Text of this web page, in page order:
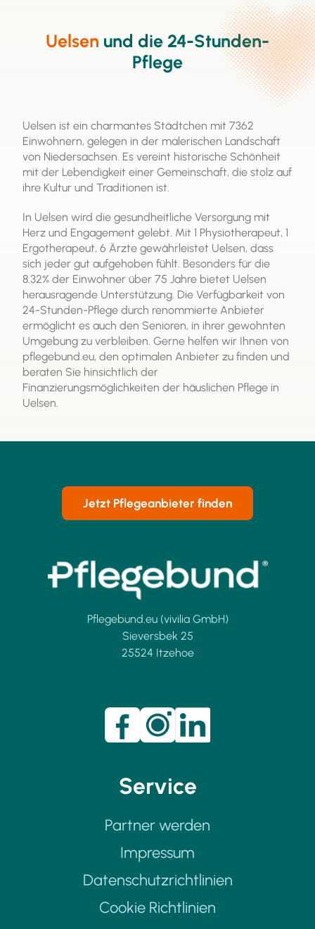
professioneller Pflegekräfte genutzt werden. Es ist
eine wichtige Ressource, um die häusliche Pflege zu
ermöglichen und die Lebensqualität von
Pflegebedürftigen zu verbessern.
Uelsen und die 24-Stunden-
Pflege
Uelsen ist ein charmantes Städtchen mit 7362
Einwohnern, gelegen in der malerischen Landschaft
von Niedersachsen. Es vereint historische Schönheit
mit der Lebendigkeit einer Gemeinschaft, die stolz auf
ihre Kultur und Traditionen ist.
In Uelsen wird die gesundheitliche Versorgung mit
Herz und Engagement gelebt. Mit 1 Physiotherapeut, 1
Ergotherapeut, 6 Ärzte gewährleistet Uelsen, dass
sich jeder gut aufgehoben fühlt. Besonders für die
8.32% der Einwohner über 75 Jahre bietet Uelsen
herausragende Unterstützung. Die Verfügbarkeit von
24-Stunden-Pflege durch renommierte Anbieter
ermöglicht es auch den Senioren, in ihrer gewohnten
Umgebung zu verbleiben. Gerne helfen wir Ihnen von
pflegebund.eu, den optimalen Anbieter zu finden und
beraten Sie hinsichtlich der
Finanzierungsmöglichkeiten der häuslichen Pflege in
Uelsen.
Jetzt Pflegeanbieter finden
Pflegebund.eu (vivilia GmbH)
Sieversbek 25
25524 Itzehoe
Service
Partner werden
Impressum
Datenschutzrichtlinien
Cookie Richtlinien